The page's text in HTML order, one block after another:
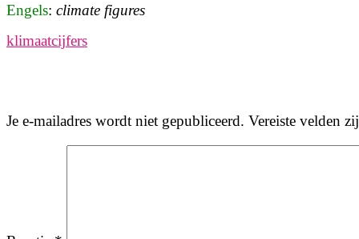
Engels: climate figures
klimaatcijfers
Je e-mailadres wordt niet gepubliceerd. Vereiste velden